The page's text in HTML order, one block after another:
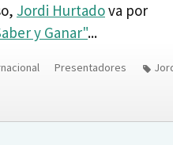
Jordi Hurtadova por
y Ganar"...
Presentadores